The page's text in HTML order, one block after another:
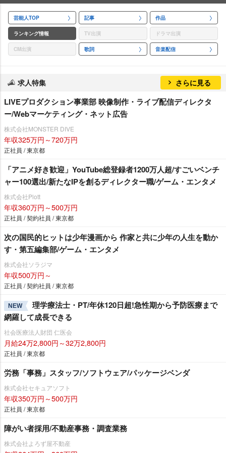
芸能人TOP 記事 作品
ランキング情報 TV出演 ドラマ出演
CM出演 歌詞 音楽配信
求人特集 さらに見る
LIVEプロダクション事業部 映像制作・ライブ配信ディレクタ
ー/Webマーケティング・ネット広告
株式会社MONSTER DIVE
年収325万円～720万円
正社員 / 東京都
「アニメ好き歓迎」YouTube総登録者1200万人超/すごいベンチ
ャー100選出/新たなIPを創るディレクター職/ゲーム・エンタメ
株式会社Plott
年収360万円～500万円
正社員 / 契約社員 / 東京都
次の国民的ヒットは少年漫画から 作家と共に少年の人生を動か
す・第五編集部/ゲーム・エンタメ
株式会社ソラジマ
年収500万円～
正社員 / 契約社員 / 東京都
NEW
理学療法士・PT/年休120日超!急性期から予防医療まで
網羅して成長できる
社会医療法人財団 仁医会
月給24万2,800円～32万2,800円
正社員 / 東京都
労務「事務」スタッフ/ソフトウェア/パッケージベンダ
株式会社セキュアソフト
年収350万円～500万円
正社員 / 東京都
障がい者採用/不動産事務・調査業務
株式会社よろず屋不動産